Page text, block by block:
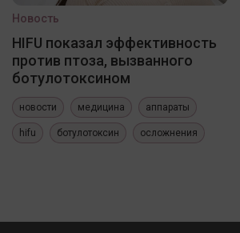
Новость
HIFU показал эффективность
против птоза, вызванного
ботулотоксином
новости медицина аппараты
hifu ботулотоксин осложнения